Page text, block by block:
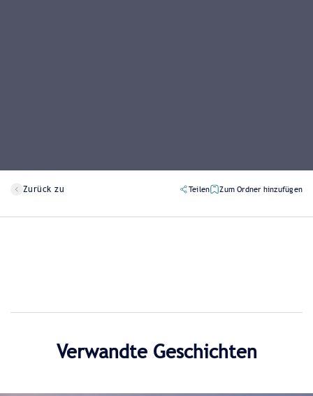
Zurück zu Teilen Zum Ordner hinzufügen
Verwandte Geschichten